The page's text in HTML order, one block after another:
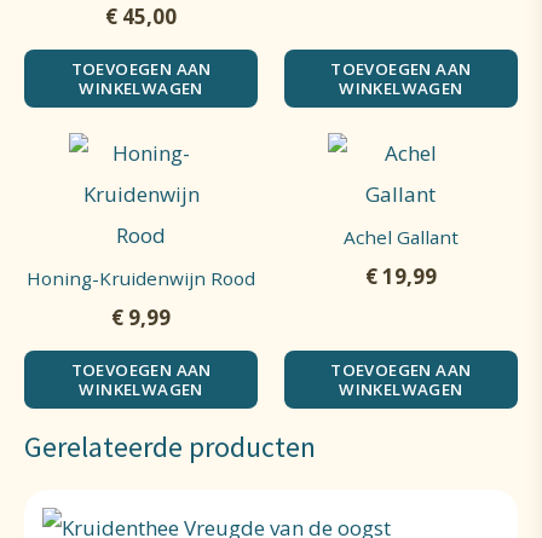
€ 45,00
TOEVOEGEN AAN
WINKELWAGEN
TOEVOEGEN AAN
WINKELWAGEN
Honing-Kruidenwijn Rood
€ 9,99
TOEVOEGEN AAN
WINKELWAGEN
Achel Gallant
€19,99
TOEVOEGEN AAN
WINKELWAGEN
Gerelateerde producten